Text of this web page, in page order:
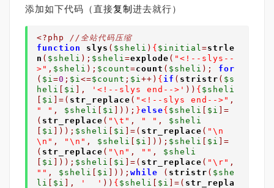
添加如下代码（直接复制 进去就行）
<?php
//全站代码压缩
function
slys ( $sheli ) { $initial=strle
n ( $sheli ); $sheli=explode ( "<!--slys--
>" , $sheli ); $count=count ( $sheli );
for
( $i=0 ; $i<=$count ; $i++) { if ( stristr ( $s
heli
$i ], '<!--slys end-->' )) { $sheli
$i ]=( str_replace ( "<!--slys end-->" ,
" " , $sheli $i ])); }else{ $sheli $i
]=
( str_replace ( "\t" , " " ,
$sheli
$i ])); $sheli $i ]=( str_replace ( "\n
\n" , "\n" , $sheli $i ])); $sheli $i
]=
( str_replace ( "\n" , "" ,
$sheli
$i ])); $sheli $i ]=( str_replace ( "\r" ,
"" , $sheli $i ])); while ( stristr ( $she
li
$i ], '  ' )) { $sheli $i ]=( str_repla